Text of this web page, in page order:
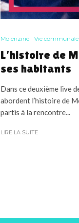
Molenzine Vie communale
L’histoire de
ses habitants
Dans ce deuxième live
abordent l’histoire de
partis à la rencontre...
LIRE LA SUITE